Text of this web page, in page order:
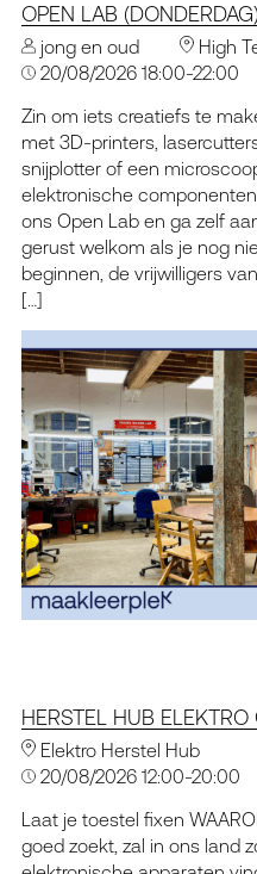
OPEN LAB (DONDERDAG)
jong en oud
High
20/08/2026 18:00-22:00
Zin om iets creatiefs te
met 3D-printers,
snijplotter of een
elektronische
ons Open Lab en ga zelf
gerust welkom als je nog
beginnen, de vrijwilligers
[…]
HERSTEL HUB ELEKTRO
Elektro Herstel Hub
20/08/2026 12:00-20:00
Laat je toestel fixen
goed zoekt, zal in ons land